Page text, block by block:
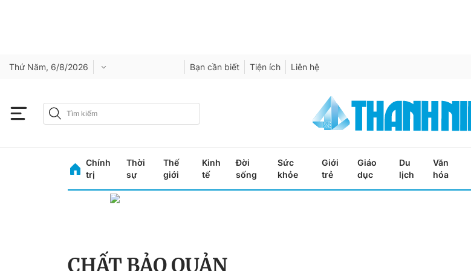
Thứ Năm, 6/8/2026 Bạn cần biết Tiện ích Liên hệ
Chính
trị
Thời
sự
Thế
giới
Kinh
tế
Đời
sống
Sức
khỏe
Giới
trẻ
Giáo
dục
Du
lịch
Văn
hóa
CHẤT BẢO QUẢN